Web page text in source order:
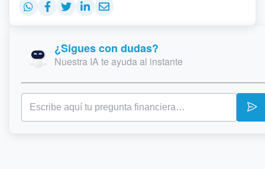
¿Sigues con dudas?
Nuestra IA te ayuda al instante